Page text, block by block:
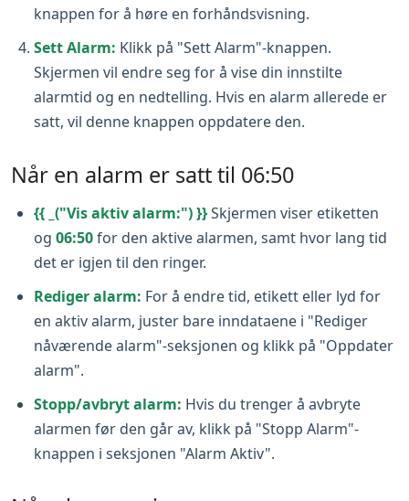
knappen for å høre en forhåndsvisning.
Sett Alarm: Klikk på "Sett Alarm"-knappen.
Skjermen vil endre seg for å vise din innstilte
alarmtid og en nedtelling. Hvis en alarm allerede er
satt, vil denne knappen oppdatere den.
Når en alarm er satt til 06:50
{{ _("Vis aktiv alarm:") }}Skjermen viser etiketten
og 06:50for den aktive alarmen, samt hvor lang tid
det er igjen til den ringer.
Rediger alarm: For å endre tid, etikett eller lyd for
en aktiv alarm, juster bare inndataene i "Rediger
nåværende alarm"-seksjonen og klikk på "Oppdater
alarm".
Stopp/avbryt alarm: Hvis du trenger å avbryte
alarmen før den går av, klikk på "Stopp Alarm"-
knappen i seksjonen "Alarm Aktiv".